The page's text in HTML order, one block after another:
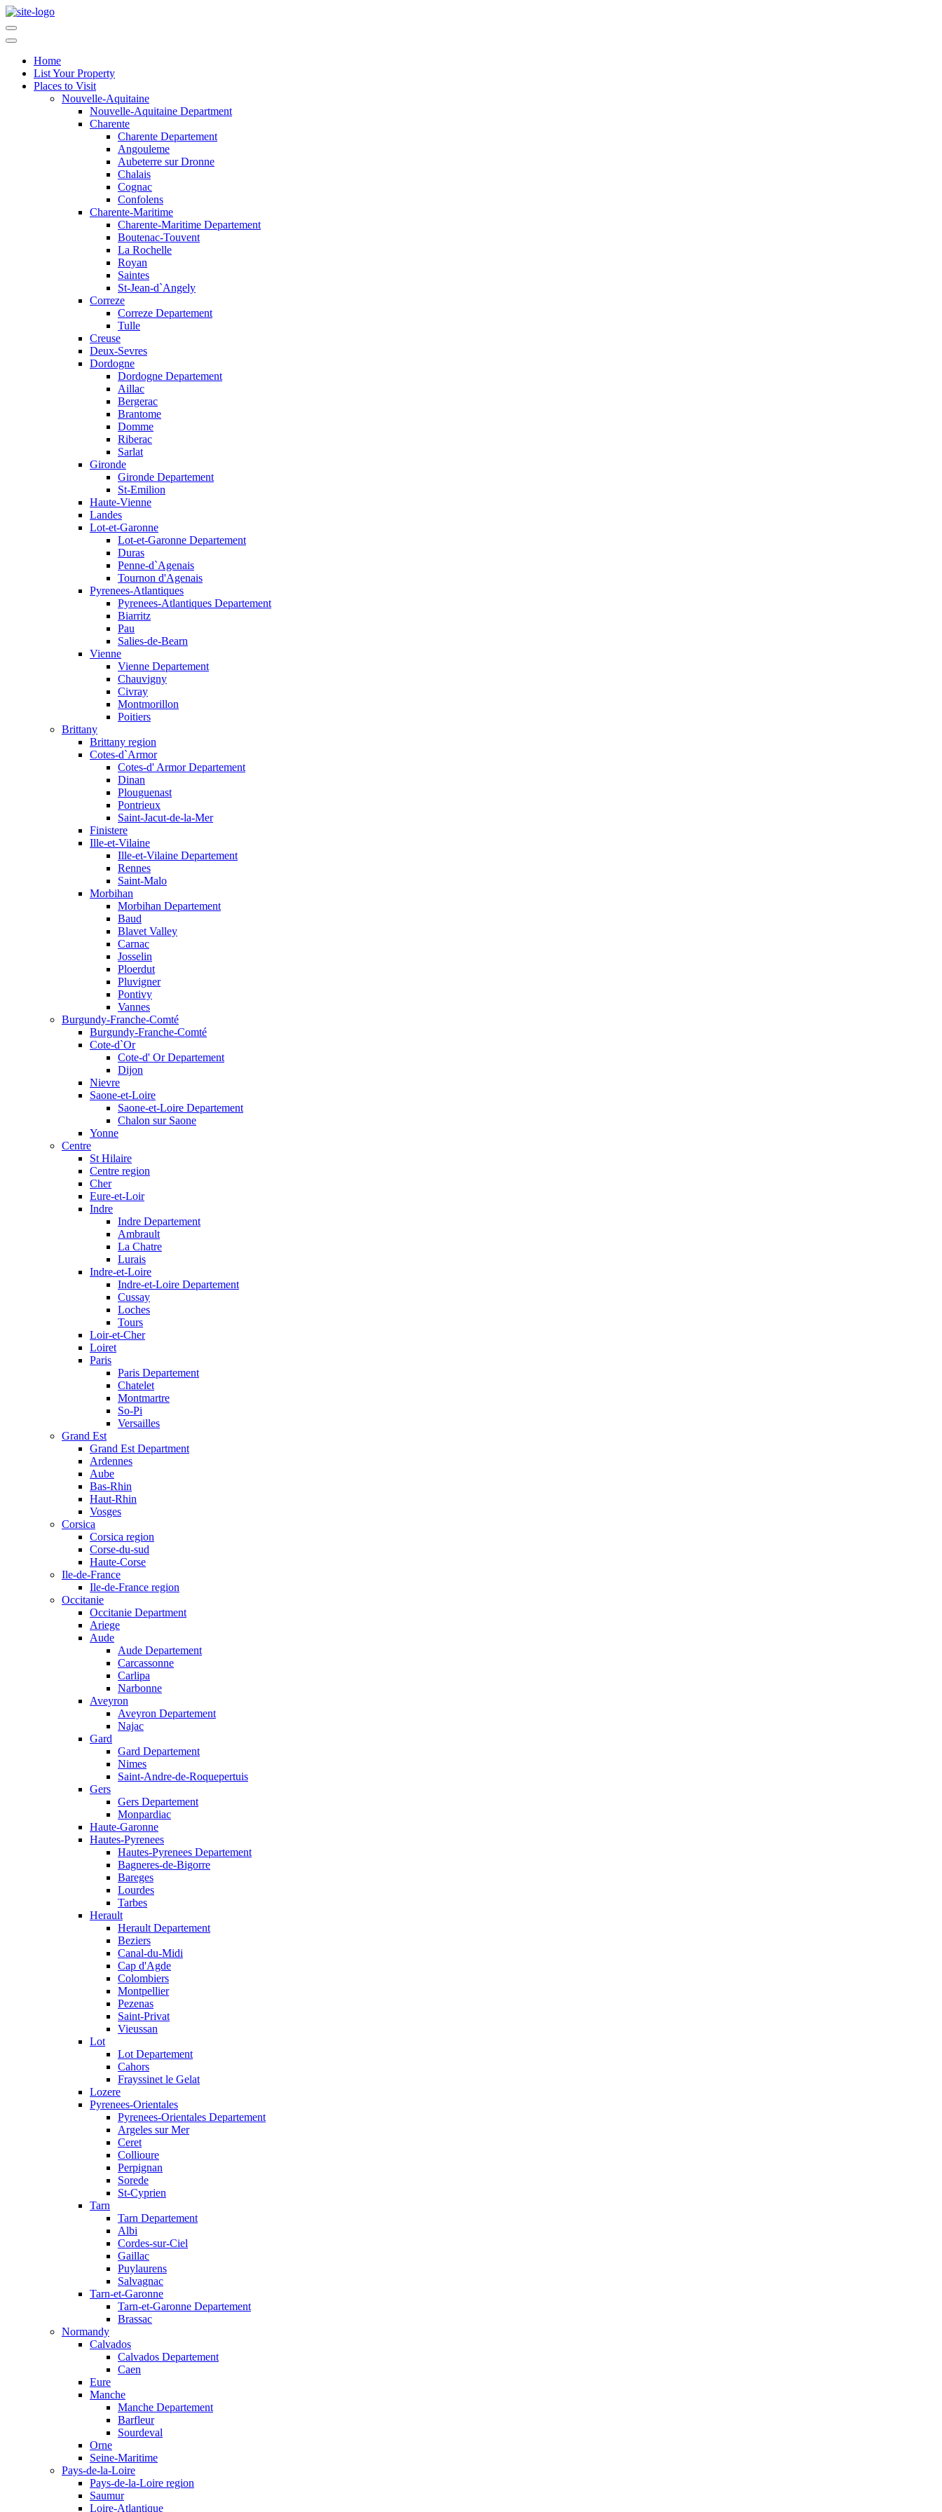
Home
List Your Property
Places to Visit
Nouvelle-Aquitaine
Nouvelle-Aquitaine Department
Charente
Charente Departement
Angouleme
Aubeterre sur Dronne
Chalais
Cognac
Confolens
Charente-Maritime
Charente-Maritime Departement
Boutenac-Touvent
La Rochelle
Royan
Saintes
St-Jean-d`Angely
Correze
Correze Departement
Tulle
Creuse
Deux-Sevres
Dordogne
Dordogne Departement
Aillac
Bergerac
Brantome
Domme
Riberac
Sarlat
Gironde
Gironde Departement
St-Emilion
Haute-Vienne
Landes
Lot-et-Garonne
Lot-et-Garonne Departement
Duras
Penne-d`Agenais
Tournon d'Agenais
Pyrenees-Atlantiques
Pyrenees-Atlantiques Departement
Biarritz
Pau
Salies-de-Bearn
Vienne
Vienne Departement
Chauvigny
Civray
Montmorillon
Poitiers
Brittany
Brittany region
Cotes-d`Armor
Cotes-d' Armor Departement
Dinan
Plouguenast
Pontrieux
Saint-Jacut-de-la-Mer
Finistere
Ille-et-Vilaine
Ille-et-Vilaine Departement
Rennes
Saint-Malo
Morbihan
Morbihan Departement
Baud
Blavet Valley
Carnac
Josselin
Ploerdut
Pluvigner
Pontivy
Vannes
Burgundy-Franche-Comté
Burgundy-Franche-Comté
Cote-d`Or
Cote-d' Or Departement
Dijon
Nievre
Saone-et-Loire
Saone-et-Loire Departement
Chalon sur Saone
Yonne
Centre
St Hilaire
Centre region
Cher
Eure-et-Loir
Indre
Indre Departement
Ambrault
La Chatre
Lurais
Indre-et-Loire
Indre-et-Loire Departement
Cussay
Loches
Tours
Loir-et-Cher
Loiret
Paris
Paris Departement
Chatelet
Montmartre
So-Pi
Versailles
Grand Est
Grand Est Department
Ardennes
Aube
Bas-Rhin
Haut-Rhin
Vosges
Corsica
Corsica region
Corse-du-sud
Haute-Corse
Ile-de-France
Ile-de-France region
Occitanie
Occitanie Department
Ariege
Aude
Aude Departement
Carcassonne
Carlipa
Narbonne
Aveyron
Aveyron Departement
Najac
Gard
Gard Departement
Nimes
Saint-Andre-de-Roquepertuis
Gers
Gers Departement
Monpardiac
Haute-Garonne
Hautes-Pyrenees
Hautes-Pyrenees Departement
Bagneres-de-Bigorre
Bareges
Lourdes
Tarbes
Herault
Herault Departement
Beziers
Canal-du-Midi
Cap d'Agde
Colombiers
Montpellier
Pezenas
Saint-Privat
Vieussan
Lot
Lot Departement
Cahors
Frayssinet le Gelat
Lozere
Pyrenees-Orientales
Pyrenees-Orientales Departement
Argeles sur Mer
Ceret
Collioure
Perpignan
Sorede
St-Cyprien
Tarn
Tarn Departement
Albi
Cordes-sur-Ciel
Gaillac
Puylaurens
Salvagnac
Tarn-et-Garonne
Tarn-et-Garonne Departement
Brassac
Normandy
Calvados
Calvados Departement
Caen
Eure
Manche
Manche Departement
Barfleur
Sourdeval
Orne
Seine-Maritime
Pays-de-la-Loire
Pays-de-la-Loire region
Saumur
Loire-Atlantique